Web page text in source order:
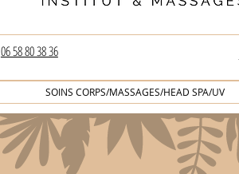
06 58 80 38 36
SOINS CORPS/MASSAGES/HEAD SPA/UV